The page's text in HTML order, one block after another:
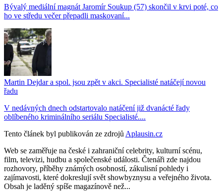
Bývalý mediální magnát Jaromír Soukup (57) skončil v krvi poté, co
ho ve středu večer přepadli maskovaní...
Martin Dejdar a spol. jsou zpět v akci. Specialisté natáčejí novou
řadu
V nedávných dnech odstartovalo natáčení již dvanácté řady
oblíbeného kriminálního seriálu Specialisté....
Tento článek byl publikován ze zdrojů Aplausin.cz
Web se zaměřuje na české i zahraniční celebrity, kulturní scénu,
film, televizi, hudbu a společenské události. Čtenáři zde najdou
rozhovory, příběhy známých osobností, zákulisní pohledy i
zajímavosti, které dokreslují svět showbyznysu a veřejného života.
Obsah je laděný spíše magazínově než...